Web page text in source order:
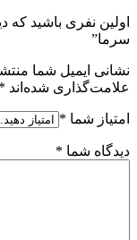
اولین نفری باشید که
سرما”
نشانی ایمیل شما
علامت‌گذاری شده‌اند *
امتیاز شما *
دیدگاه شما *